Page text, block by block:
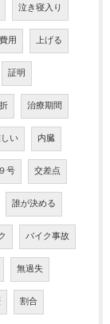
泣き寝入り
用 上げる
証明
治療期間
い 内臓
号 交差点
誰が決める
バイク事故
無過失
割合